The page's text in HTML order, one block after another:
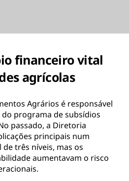
financeiro vital
agrícolas
Agrários é responsável
programa de subsídios
passado, a Diretoria
principais num
três níveis, mas os
aumentavam o risco